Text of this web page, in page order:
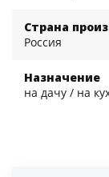
Страна
Россия
Назначение
на дачу / на